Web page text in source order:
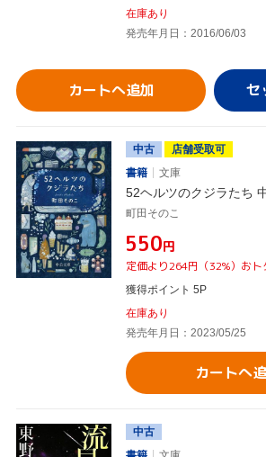
在庫あり
発売年月日：2016/06/03
カートへ追加
中古
店舗受取可
書籍
文庫
52ヘルツのクジラたち
町田そのこ
¥550円
定価より264円（32%）おト
獲得ポイント 5P
在庫あり
発売年月日：2023/05/25
カートへ
中古